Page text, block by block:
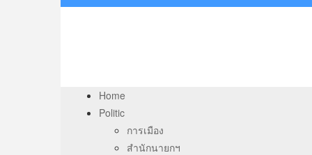
Home
Politic
การเมือง
สำนักนายกฯ